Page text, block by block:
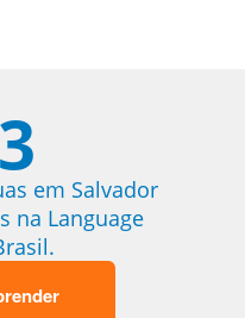
em Salvador
na Language